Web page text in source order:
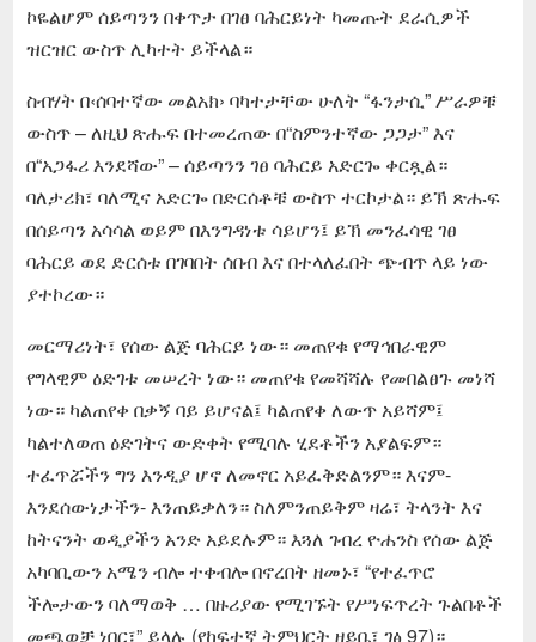
ኮዬልሆም ሰይጣንን በቀጥታ በገፀ ባሕርይነት ካመጡት ደራሲዎች
ዝርዝር ውስጥ ሊካተት ይችላል።
ስብሃት በ‹ሰባተኛው መልአክ› ባካተታቸው ሁለት “ፋንታሲ” ሥራዎቹ
ውስጥ – ለዚህ ጽሑፍ በተመረጠው በ“ስምንተኛው ጋጋታ” እና
በ“አጋፋሪ እንደሻው” – ሰይጣንን ገፀ ባሕርይ አድርጐ ቀርጿል።
ባለታሪክ፣ ባለሚና አድርጐ በድርሰቶቹ ውስጥ ተርኮታል። ይኽ ጽሑፍ
በሰይጣን አሳሳል ወይም በእንግዳነቱ ሳይሆን፤ ይኽ መንፈሳዊ ገፀ
ባሕርይ ወደ ድርሰቱ በገባበት ሰበብ እና በተላለፈበት ጭብጥ ላይ ነው
ያተኮረው።
መርማሪነት፣ የሰው ልጅ ባሕርይ ነው። መጠየቁ የማኅበራዊም
የግላዊም ዕድገቱ መሠረት ነው። መጠየቁ የመሻሻሉ የመበልፀጉ መነሻ
ነው። ካልጠየቀ በቃኝ ባይ ይሆናል፤ ካልጠየቀ ለውጥ አይሻም፤
ካልተለወጠ ዕድገትና ውድቀት የሚባሉ ሂደቶችን አያልፍም።
ተፈጥሯችን ግን እንዲያ ሆኖ ለመኖር አይፈቅድልንም። እናም-
እንደሰውነታችን- እንጠይቃለን። ስለምንጠይቅም ዛሬ፣ ትላንት እና
ከትናንት ወዲያችን አንድ አይደሉም። እጓለ ገብረ ዮሐንስ የሰው ልጅ
አካባቢውን አሜን ብሎ ተቀብሎ በኖረበት ዘመኑ፣ “የተፈጥሮ
ችሎታውን ባለማወቅ … በዙሪያው የሚገኙት የሥነፍጥረት ጉልበቶች
መጫወቻ ነበር፣” ይላሉ (የከፍተኛ ትምህርት ዘይቤ፣ ገፅ 97)።